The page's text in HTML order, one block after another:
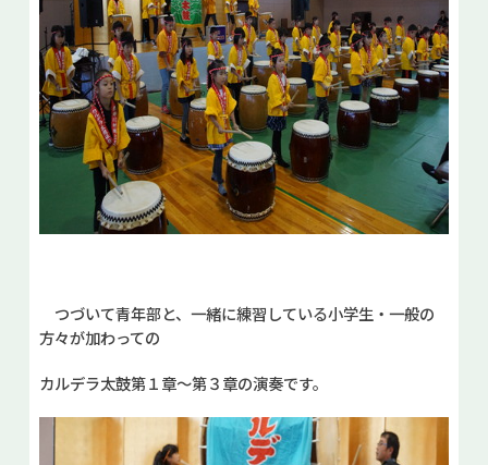
つづいて青年部と、一緒に練習している小学生・一般の
方々が加わっての
カルデラ太鼓第１章～第３章の演奏です。